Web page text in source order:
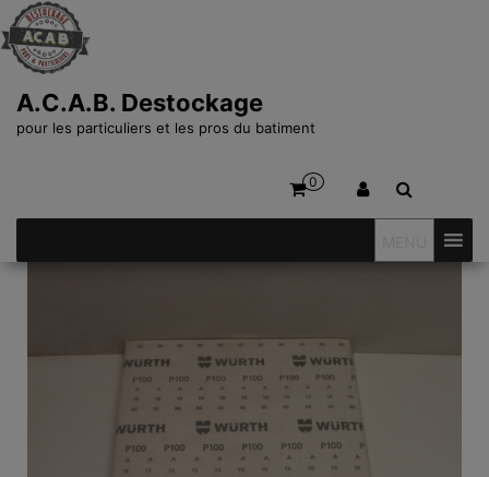
A.C.A.B. Destockage
pour les particuliers et les pros du batiment
0